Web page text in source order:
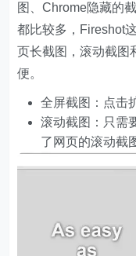
图、Chrome隐藏的
都比较多，Fireshot
页长截图，滚动截图
便。
全屏截图：点击
滚动截图：只需
了网页的滚动截